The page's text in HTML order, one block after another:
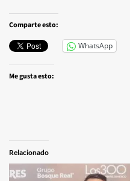
Comparte esto:
WhatsApp
Me gusta esto:
Relacionado